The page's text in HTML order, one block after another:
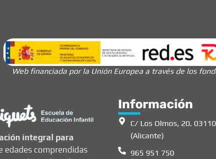
Web financiada por la Unión Europea a través de los
integral para
edades comprendidas
Información
C/ Los Olmos, 20.
(Alicante)
965 951 750